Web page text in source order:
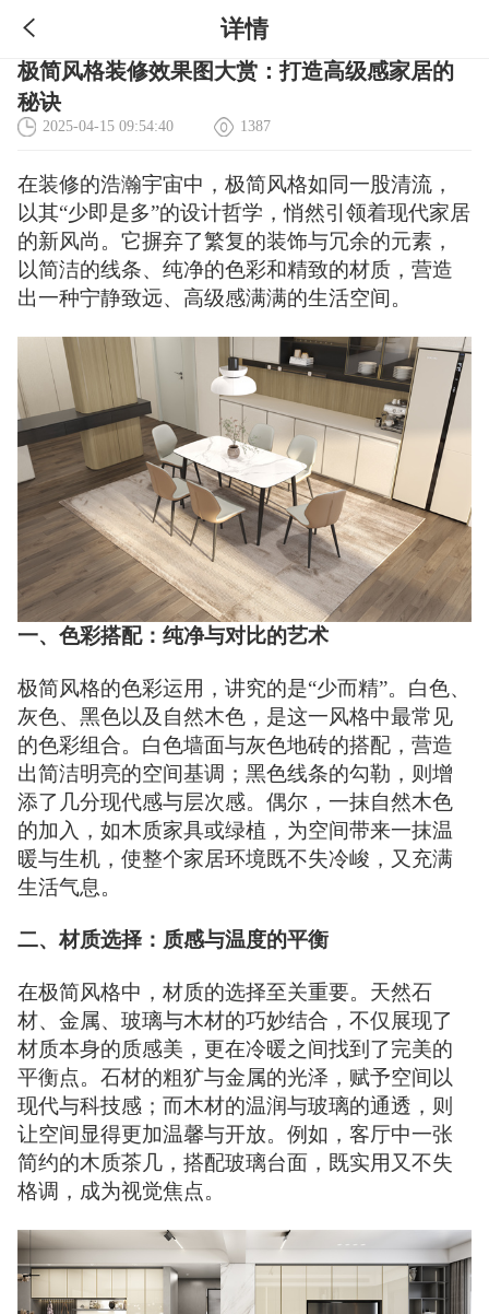
详情
极简风格装修效果图大赏：打造高级感家居的
秘诀
2025-04-15 09:54:40 1387
在装修的浩瀚宇宙中，极简风格如同一股清流，
以其“少即是多”的设计哲学，悄然引领着现代家居
的新风尚。它摒弃了繁复的装饰与冗余的元素，
以简洁的线条、纯净的色彩和精致的材质，营造
出一种宁静致远、高级感满满的生活空间。
一、色彩搭配：纯净与对比的艺术
极简风格的色彩运用，讲究的是“少而精”。白色、
灰色、黑色以及自然木色，是这一风格中最常见
的色彩组合。白色墙面与灰色地砖的搭配，营造
出简洁明亮的空间基调；黑色线条的勾勒，则增
添了几分现代感与层次感。偶尔，一抹自然木色
的加入，如木质家具或绿植，为空间带来一抹温
暖与生机，使整个家居环境既不失冷峻，又充满
生活气息。
二、材质选择：质感与温度的平衡
在极简风格中，材质的选择至关重要。天然石
材、金属、玻璃与木材的巧妙结合，不仅展现了
材质本身的质感美，更在冷暖之间找到了完美的
平衡点。石材的粗犷与金属的光泽，赋予空间以
现代与科技感；而木材的温润与玻璃的通透，则
让空间显得更加温馨与开放。例如，客厅中一张
简约的木质茶几，搭配玻璃台面，既实用又不失
格调，成为视觉焦点。